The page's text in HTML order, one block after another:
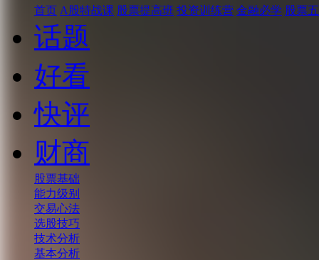
首页 A股特战课 股票提高班 投资训练营 金融必学 股票
话题
好看
快评
财商
股票基础
能力级别
交易心法
选股技巧
技术分析
基本分析